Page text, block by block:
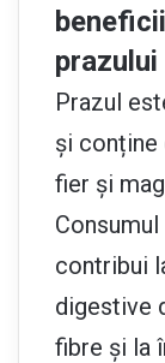
prazului
Prazul
și
fier și
contribui
digestive
fibre și la